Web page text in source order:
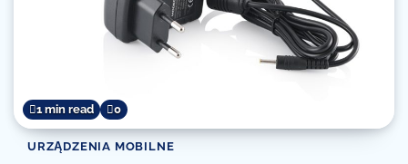
1 min read 0
URZĄDZENIA MOBILNE